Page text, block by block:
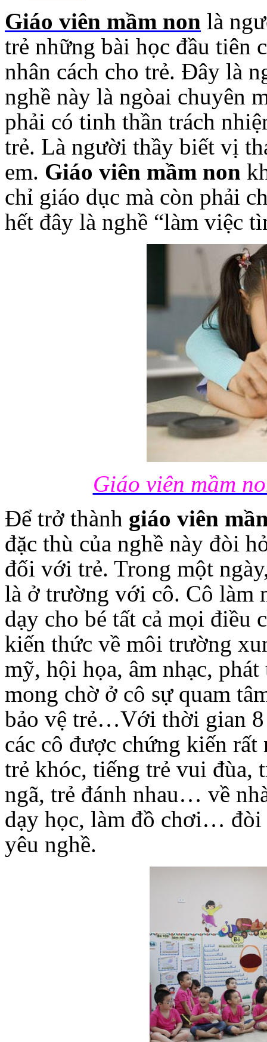
Giáo viên mầm non là
trẻ những bài học đầu tiên
nhân cách cho trẻ. Đây là
nghề này là ngòai chuyên
phải có tinh thần trách
trẻ. Là người thầy biết vị
em. Giáo viên mầm non
chỉ giáo dục mà còn phải
hết đây là nghề “làm việc
Giáo viên mầm
Để trở thành giáo viên
đặc thù của nghề này đòi
đối với trẻ. Trong một
là ở trường với cô. Cô làm
dạy cho bé tất cả mọi điều
kiến thức về môi trường
mỹ, hội họa, âm nhạc,
mong chờ ở cô sự quam
bảo vệ trẻ…Với thời gian 8
các cô được chứng kiến
trẻ khóc, tiếng trẻ vui đùa,
ngã, trẻ đánh nhau… về
dạy học, làm đồ chơi… đòi
yêu nghề.